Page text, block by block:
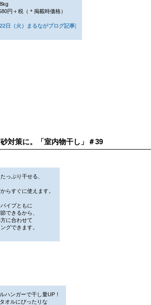
円＋税（＊掲載時価格）
日（火）まるながブログ記事]
対策に。「室内物干し」＃39
っぷり干せる、
らすぐに使えます。
イプともに
できるから、
に合わせて
グできます。
ハンガーで干し量UP！
オルにぴったりな